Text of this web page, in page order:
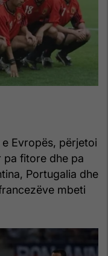
Evropës, përjetoi
pa fitore dhe pa
Portugalia dhe
mbeti